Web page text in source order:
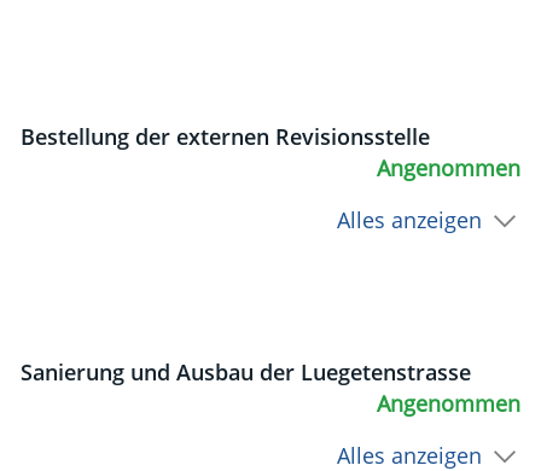
Bestellung der externen Revisionsstelle
Angenommen
Alles anzeigen
Sanierung und Ausbau der Luegetenstrasse
Angenommen
Alles anzeigen